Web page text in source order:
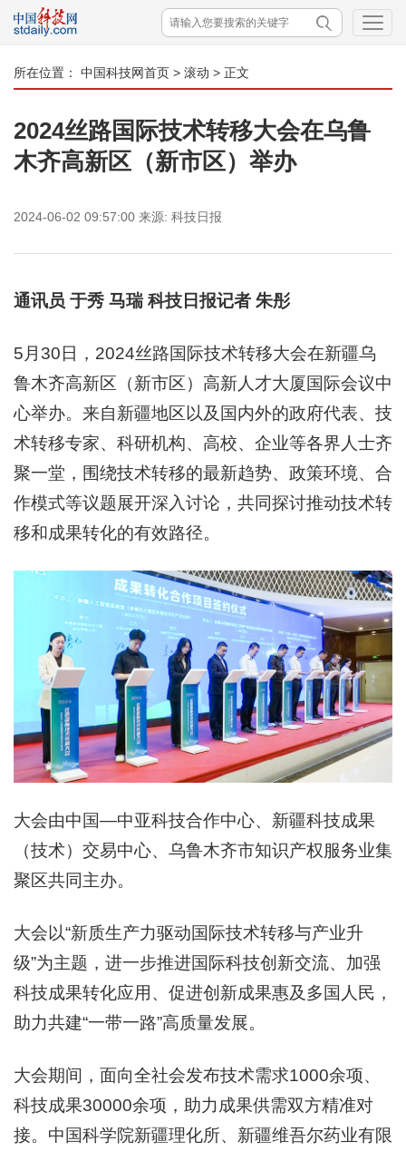
所在位置： 中国科技网首页 > 滚动 > 正文
2024丝路国际技术转移大会在乌鲁
木齐高新区（新市区）举办
2024-06-02 09:57:00 来源: 科技日报
通讯员 于秀 马瑞 科技日报记者 朱彤
5月30日，2024丝路国际技术转移大会在新疆乌
鲁木齐高新区（新市区）高新人才大厦国际会议中
心举办。来自新疆地区以及国内外的政府代表、技
术转移专家、科研机构、高校、企业等各界人士齐
聚一堂，围绕技术转移的最新趋势、政策环境、合
作模式等议题展开深入讨论，共同探讨推动技术转
移和成果转化的有效路径。
大会由中国—中亚科技合作中心、新疆科技成果
（技术）交易中心、乌鲁木齐市知识产权服务业集
聚区共同主办。
大会以“新质生产力驱动国际技术转移与产业升
级”为主题，进一步推进国际科技创新交流、加强
科技成果转化应用、促进创新成果惠及多国人民，
助力共建“一带一路”高质量发展。
大会期间，面向全社会发布技术需求1000余项、
科技成果30000余项，助力成果供需双方精准对
接。中国科学院新疆理化所、新疆维吾尔药业有限